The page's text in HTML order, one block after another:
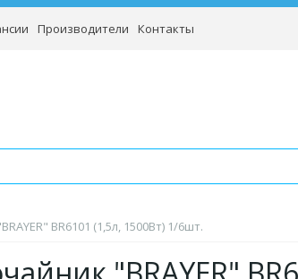
Производители Контакты
BR6101 (1,5л, 1500Вт) 1/6шт.